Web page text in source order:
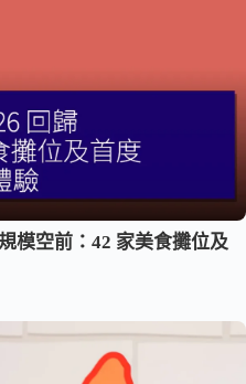
模空前：42 家美食攤位及